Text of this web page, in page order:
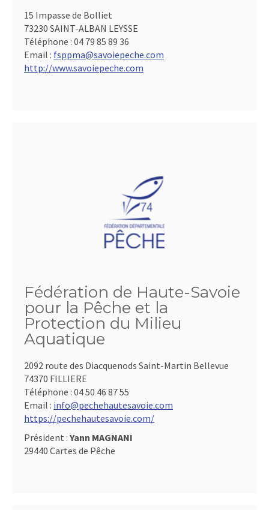
15 Impasse de Bolliet
73230 SAINT-ALBAN LEYSSE
Téléphone : 04 79 85 89 36
Email : fsppma@savoiepeche.com
http://www.savoiepeche.com
Fédération de Haute-Savoie
pour la Pêche et la
Protection du Milieu
Aquatique
2092 route des Diacquenods Saint-Martin Bellevue
74370 FILLIERE
Téléphone : 04 50 46 87 55
Email : info@pechehautesavoie.com
https://pechehautesavoie.com/
Président : Yann MAGNANI
29440 Cartes de Pêche